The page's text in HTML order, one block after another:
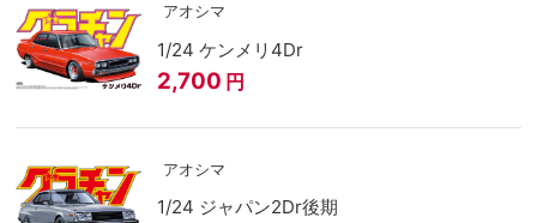
アオシマ
1/24 ケンメリ4Dr
2,700 円
アオシマ
1/24 ジャパン2Dr後期